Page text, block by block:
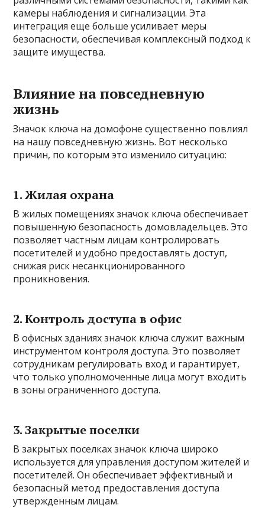
камеры наблюдения и сигнализации. Эта
интеграция еще больше усиливает меры
безопасности, обеспечивая комплексный подход к
защите имущества.
Влияние на повседневную
жизнь
Значок ключа на домофоне существенно повлиял
на нашу повседневную жизнь. Вот несколько
причин, по которым это изменило ситуацию:
1. Жилая охрана
В жилых помещениях значок ключа обеспечивает
повышенную безопасность домовладельцев. Это
позволяет частным лицам контролировать
посетителей и удобно предоставлять доступ,
снижая риск несанкционированного
проникновения.
2. Контроль доступа в офис
В офисных зданиях значок ключа служит важным
инструментом контроля доступа. Это позволяет
сотрудникам регулировать вход и гарантирует,
что только уполномоченные лица могут входить
в зоны ограниченного доступа.
3. Закрытые поселки
В закрытых поселках значок ключа широко
используется для управления доступом жителей и
посетителей. Он обеспечивает эффективный и
безопасный метод предоставления доступа
утвержденным лицам.